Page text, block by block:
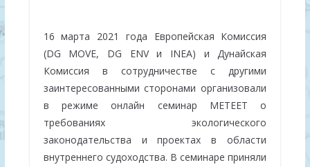
16 марта 2021 года Европейская Комиссия
(DG MOVE, DG ENV и INEA) и Дунайская
Комиссия в сотрудничестве с другими
заинтересованными сторонами организовали
в режиме онлайн семинар МETEET о
требованиях экологического
законодательства и проектах в области
внутреннего судоходства. В семинаре приняли